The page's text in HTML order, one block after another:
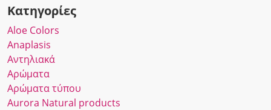
Κατηγορίες
Αloe Colors
Anaplasis
Αντηλιακά
Αρώματα
Αρώματα τύπου
Αurora Νatural products